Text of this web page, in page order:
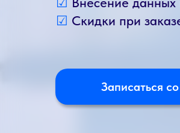
☑ Скидки при
Записаться